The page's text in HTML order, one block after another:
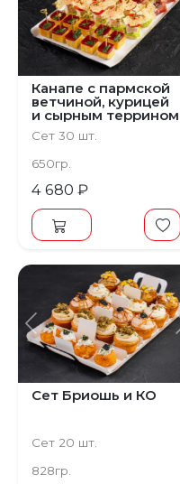
Канапе с пармской
ветчиной, курицей
и сырным террином
Сет 30 шт.
650гр.
4 680 ₽
Предыдущий
Сет Бриошь и КО
Сет 20 шт.
828гр.